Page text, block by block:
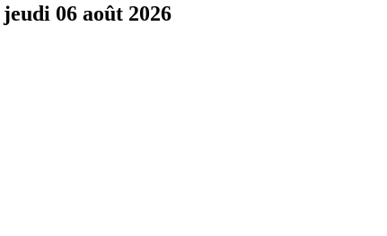
jeudi 06 août 2026